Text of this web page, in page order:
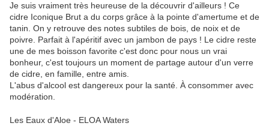
Je suis vraiment très heureuse de la découvrir d'ailleurs ! Ce
cidre Iconique Brut a du corps grâce à la pointe d'amertume et de
tanin. On y retrouve des notes subtiles de bois, de noix et de
poivre. Parfait à l'apéritif avec un jambon de pays ! Le cidre reste
une de mes boisson favorite c'est donc pour nous un vrai
bonheur, c'est toujours un moment de partage autour d'un verre
de cidre, en famille, entre amis.
L'abus d'alcool est dangereux pour la santé. À consommer avec
modération.
Les Eaux d'Aloe - ELOA Waters